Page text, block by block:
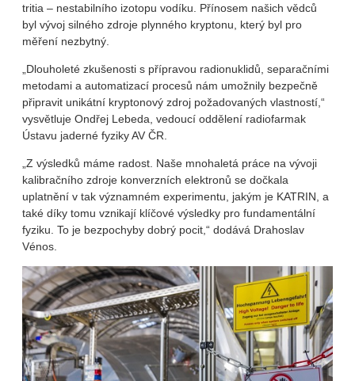
tritia – nestabilního izotopu vodíku. Přínosem našich vědců
byl vývoj silného zdroje plynného kryptonu, který byl pro
měření nezbytný.
„Dlouholeté zkušenosti s přípravou radionuklidů, separačními
metodami a automatizací procesů nám umožnily bezpečně
připravit unikátní kryptonový zdroj požadovaných vlastností,“
vysvětluje Ondřej Lebeda, vedoucí oddělení radiofarmak
Ústavu jaderné fyziky AV ČR.
„Z výsledků máme radost. Naše mnohaletá práce na vývoji
kalibračního zdroje konverzních elektronů se dočkala
uplatnění v tak významném experimentu, jakým je KATRIN, a
také díky tomu vznikají klíčové výsledky pro fundamentální
fyziku. To je bezpochyby dobrý pocit,“ dodává Drahoslav
Vénos.